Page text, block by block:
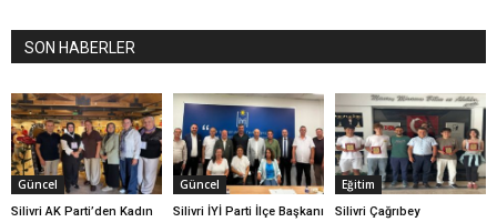
SON HABERLER
Güncel
Silivri AK Parti’den Kadın
Güncel
Silivri İYİ Parti İlçe Başkanı
Eğitim
Silivri Çağrıbey